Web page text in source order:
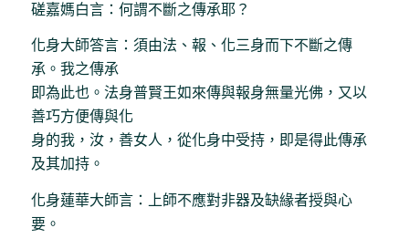
磋嘉媽白言：何謂不斷之傳承耶？
化身大師答言：須由法、報、化三身而下不斷之傳
承。我之傳承
即為此也。法身普賢王如來傳與報身無量光佛，又以
善巧方便傳與化
身的我，汝，善女人，從化身中受持，即是得此傳承
及其加持。
化身蓮華大師言：上師不應對非器及缺緣者授與心
要。